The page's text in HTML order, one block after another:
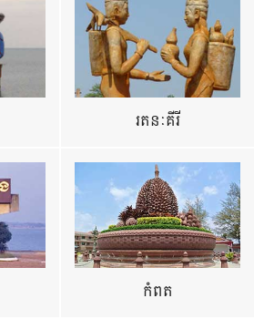
រតនៈគីរី
កំពត